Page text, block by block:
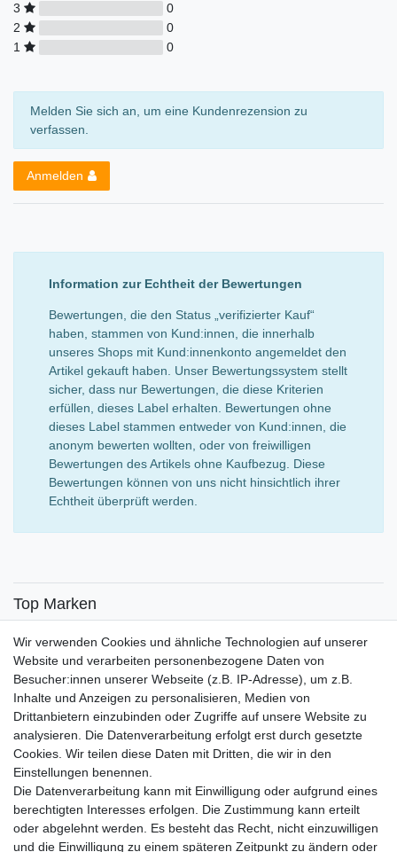
3
0
2
0
1
0
Melden Sie sich an, um eine Kundenrezension zu
verfassen.
Anmelden
Information zur Echtheit der Bewertungen
Bewertungen, die den Status „verifizierter Kauf“
haben, stammen von Kund:innen, die innerhalb
unseres Shops mit Kund:innenkonto angemeldet den
Artikel gekauft haben. Unser Bewertungssystem stellt
sicher, dass nur Bewertungen, die diese Kriterien
erfüllen, dieses Label erhalten. Bewertungen ohne
dieses Label stammen entweder von Kund:innen, die
anonym bewerten wollten, oder von freiwilligen
Bewertungen des Artikels ohne Kaufbezug. Diese
Bewertungen können von uns nicht hinsichtlich ihrer
Echtheit überprüft werden.
Top Marken
Top Themen
Adventskalender
Service
Versandinfos
FAQ
Ersatzteile
Registrieren
Wir versenden mit
Wir verwenden Cookies und ähnliche Technologien auf unserer
Website und verarbeiten personenbezogene Daten von
Besucher:innen unserer Webseite (z.B. IP-Adresse), um z.B.
Inhalte und Anzeigen zu personalisieren, Medien von
Drittanbietern einzubinden oder Zugriffe auf unsere Website zu
analysieren. Die Datenverarbeitung erfolgt erst durch gesetzte
Cookies. Wir teilen diese Daten mit Dritten, die wir in den
Einstellungen benennen.
Die Datenverarbeitung kann mit Einwilligung oder aufgrund eines
berechtigten Interesses erfolgen. Die Zustimmung kann erteilt
oder abgelehnt werden. Es besteht das Recht, nicht einzuwilligen
und die Einwilligung zu einem späteren Zeitpunkt zu ändern oder